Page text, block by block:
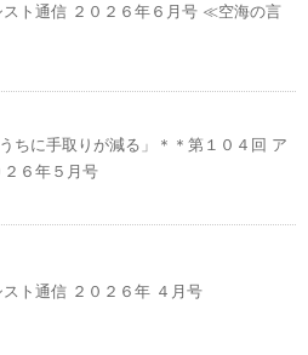
スト通信 ２０２６年６月号 ≪空海の言
ちに手取りが減る」＊＊第１０４回 ア
６年５月号
ト通信 ２０２６年 ４月号